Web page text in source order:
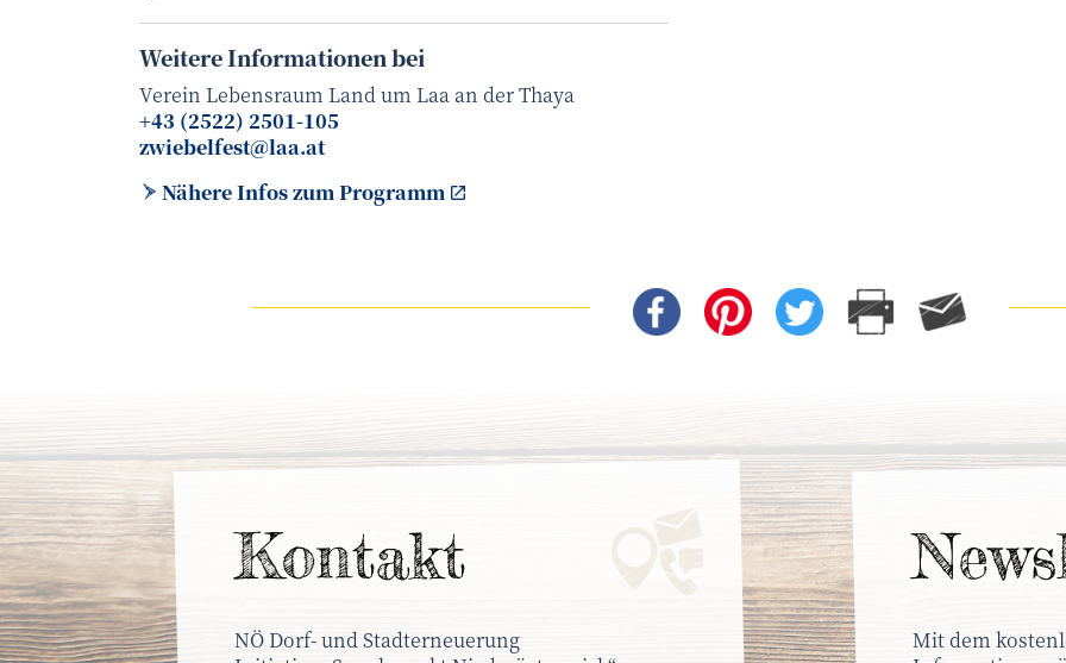
Weitere Informationen bei
Verein Lebensraum Land um Laa an der Thaya
+43 (2522) 2501-105
zwiebelfest@laa.at
Nähere Infos zum Programm
Mit dem
Kontakt
NÖ Dorf- und Stadterneuerung